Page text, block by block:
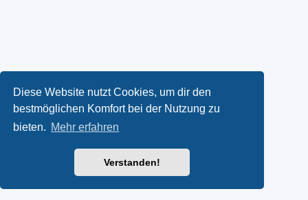
Diese Website nutzt Cookies, um dir den
bestmöglichen Komfort bei der Nutzung zu
bieten. Mehr erfahren
Verstanden!